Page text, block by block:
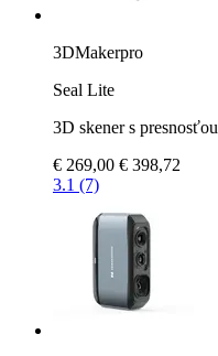
3DMakerpro
Seal Lite
3D skener s
€ 269,00 € 398,72
3.1 (7)